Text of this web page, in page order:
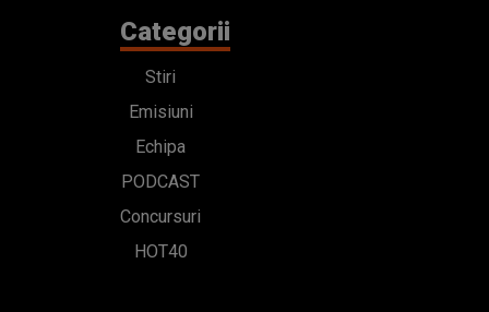
Categorii
Stiri
Emisiuni
Echipa
PODCAST
Concursuri
HOT40